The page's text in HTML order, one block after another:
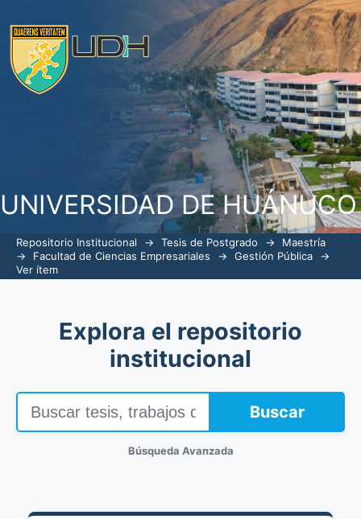
UNIVERSIDAD DE HUÁNUCO
Reclutamiento del personal y la
del Hospital Regional Hermilio
Repositorio Institucional → Tesis de Postgrado →
Maestría
→
Facultad de Ciencias Empresariales → Gestión Pública
→
Ver ítem
Explora el repositorio
institucional
Buscar
Búsqueda Avanzada